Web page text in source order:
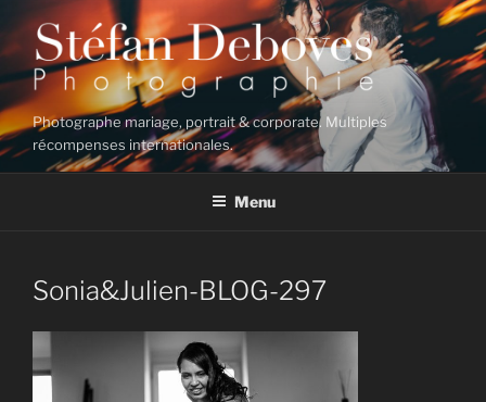
au
contenu
principal
Photographe mariage, portrait & corporate. Multiples
récompenses internationales.
Menu
Sonia&Julien-BLOG-297